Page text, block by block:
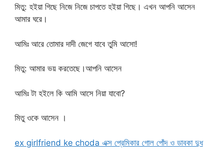
মিতু: হইয়া গিছে নিজে নিজে চাপতে হইয়া গিছে। এখন আপনি আসেন
আমার ঘরে।
আমিঃ আরে তোমার দাদী জেগে যাবে তুমি আসো!
মিতু: আমার ভয় করতেছে।আপনি আসেন
আমিঃ টা হইলে কি আমি আসে নিয়া যাবো?
মিতু ওকে আসেন ।
ex girlfriend ke choda এক্স প্রেমিকার গোল পোঁদ ও ডাবকা দুধ